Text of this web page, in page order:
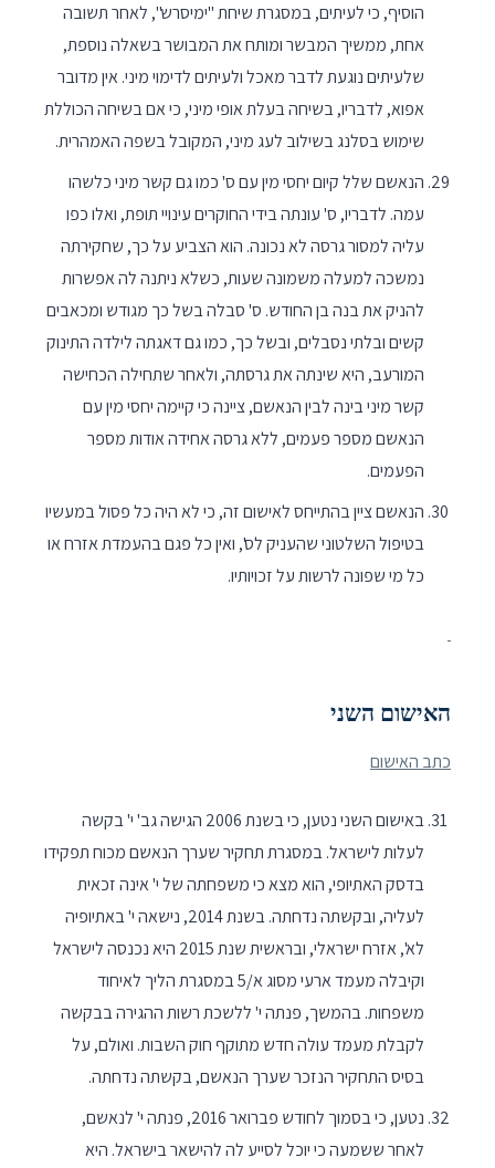
הוסיף, כי לעיתים, במסגרת שיחת "ימיסרש", לאחר תשובה
אחת, ממשיך המבשר ומותח את המבושר בשאלה נוספת,
שלעיתים נוגעת לדבר מאכל ולעיתים לדימוי מיני. אין מדובר
אפוא, לדבריו, בשיחה בעלת אופי מיני, כי אם בשיחה הכוללת
שימוש בסלנג בשילוב לעג מיני, המקובל בשפה האמהרית.
הנאשם שלל קיום יחסי מין עם ס' כמו גם קשר מיני כלשהו
עמה. לדבריו, ס' עונתה בידי החוקרים עינויי תופת, ואלו כפו
עליה למסור גרסה לא נכונה. הוא הצביע על כך, שחקירתה
נמשכה למעלה משמונה שעות, כשלא ניתנה לה אפשרות
להניק את בנה בן החודש. ס' סבלה בשל כך מגודש ומכאבים
קשים ובלתי נסבלים, ובשל כך, כמו גם דאגתה לילדה התינוק
המורעב, היא שינתה את גרסתה, ולאחר שתחילה הכחישה
קשר מיני בינה לבין הנאשם, ציינה כי קיימה יחסי מין עם
הנאשם מספר פעמים, ללא גרסה אחידה אודות מספר
הפעמים.
הנאשם ציין בהתייחס לאישום זה, כי לא היה כל פסול במעשיו
בטיפול השלטוני שהעניק לס', ואין כל פגם בהעמדת אזרח או
כל מי שפונה לרשות על זכויותיו.
האישום השני
כתב האישום
באישום השני נטען, כי בשנת 2006 הגישה גב' י' בקשה
לעלות לישראל. במסגרת תחקיר שערך הנאשם מכוח תפקידו
בדסק האתיופי, הוא מצא כי משפחתה של י' אינה זכאית
לעליה, ובקשתה נדחתה. בשנת 2014, נישאה י' באתיופיה
לא', אזרח ישראלי, ובראשית שנת 2015 היא נכנסה לישראל
וקיבלה מעמד ארעי מסוג א/5 במסגרת הליך לאיחוד
משפחות. בהמשך, פנתה י' ללשכת רשות ההגירה בבקשה
לקבלת מעמד עולה חדש מתוקף חוק השבות. ואולם, על
בסיס התחקיר הנזכר שערך הנאשם, בקשתה נדחתה.
נטען, כי בסמוך לחודש פברואר 2016, פנתה י' לנאשם,
לאחר ששמעה כי יוכל לסייע לה להישאר בישראל. היא